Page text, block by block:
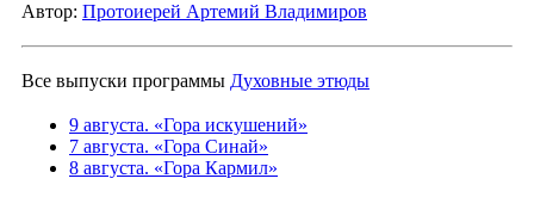
Автор: Протоиерей Артемий Владимиров
Все выпуски программы Духовные этюды
9 августа. «Гора искушений»
7 августа. «Гора Синай»
8 августа. «Гора Кармил»